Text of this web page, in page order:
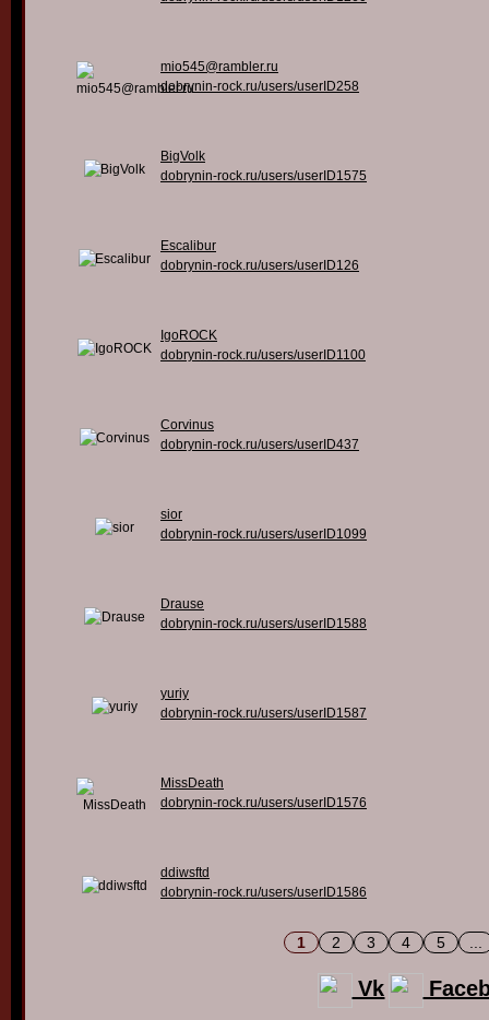
mio545@rambler.ru
dobrynin-rock.ru/users/userID258
BigVolk
dobrynin-rock.ru/users/userID1575
Escalibur
dobrynin-rock.ru/users/userID126
IgoROCK
dobrynin-rock.ru/users/userID1100
Corvinus
dobrynin-rock.ru/users/userID437
sior
dobrynin-rock.ru/users/userID1099
Drause
dobrynin-rock.ru/users/userID1588
yuriy
dobrynin-rock.ru/users/userID1587
MissDeath
dobrynin-rock.ru/users/userID1576
ddiwsftd
dobrynin-rock.ru/users/userID1586
1 2 3 4 5
Vk